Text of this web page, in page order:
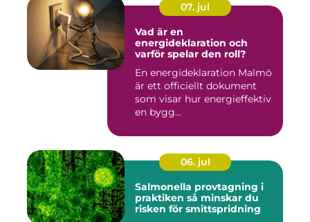
07. jul
Vad är en
energideklaration och
varför spelar den roll?
En energideklaration Malmö
är ett officiellt dokument
som visar hur energieffektiv
en bygg...
06. jul
Salmonella provtagning i
praktiken så minskar du
risken för smittspridning